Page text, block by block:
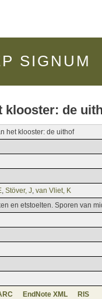
SIGNUM
klooster: de
het klooster: de uithof
Stöver, J van Vliet, K
en etstoelten. Sporen van
EndNote XML RIS